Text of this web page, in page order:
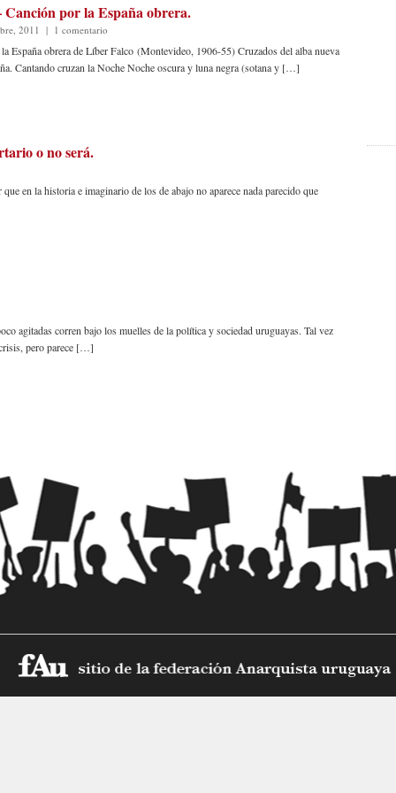
por la España obrera.
2011 | 1 comentario
España obrera de Líber Falco (Montevideo, 1906-55) Cruzados del alba nueva
Cantando cruzan la Noche Noche oscura y luna negra (sotana y […]
o no será.
en la historia e imaginario de los de abajo no aparece nada parecido que
corren bajo los muelles de la política y sociedad uruguayas. Tal vez
pero parece […]